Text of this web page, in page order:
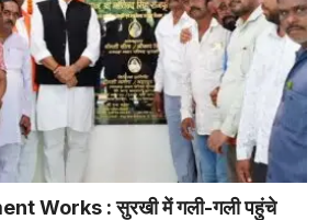
Works : सुरखी में गली-गली पहुंचे